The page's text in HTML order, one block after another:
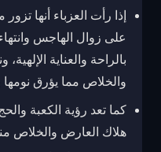
إذا رأت العزباء أنها
على زوال الهاجس
بالراحة والعناية
والخلاص مما يؤرق نومها
كما تعد رؤية الكعبة
هلاك العارض والخلاص